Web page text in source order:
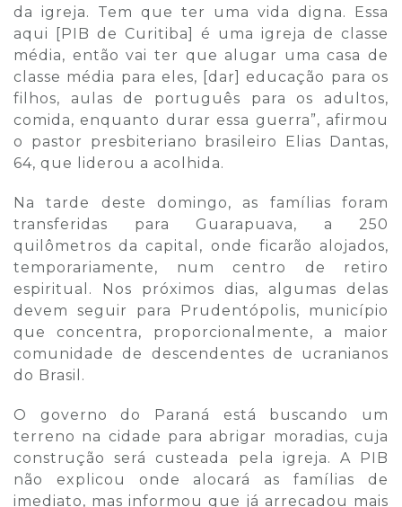
da igreja. Tem que ter uma vida digna. Essa
aqui [PIB de Curitiba] é uma igreja de classe
média, então vai ter que alugar uma casa de
classe média para eles, [dar] educação para os
filhos, aulas de português para os adultos,
comida, enquanto durar essa guerra”, afirmou
o pastor presbiteriano brasileiro Elias Dantas,
64, que liderou a acolhida.
Na tarde deste domingo, as famílias foram
transferidas para Guarapuava, a 250
quilômetros da capital, onde ficarão alojados,
temporariamente, num centro de retiro
espiritual. Nos próximos dias, algumas delas
devem seguir para Prudentópolis, município
que concentra, proporcionalmente, a maior
comunidade de descendentes de ucranianos
do Brasil.
O governo do Paraná está buscando um
terreno na cidade para abrigar moradias, cuja
construção será custeada pela igreja. A PIB
não explicou onde alocará as famílias de
imediato, mas informou que já arrecadou mais